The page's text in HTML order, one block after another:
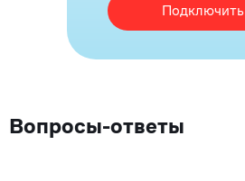
Подключить
Вопросы-ответы